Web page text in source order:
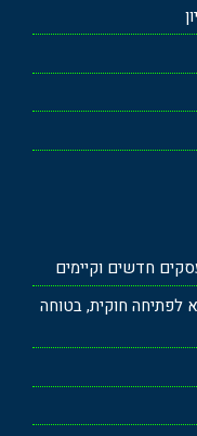
חדשים וקיימים
לפתיחה חוקית, בטוחה